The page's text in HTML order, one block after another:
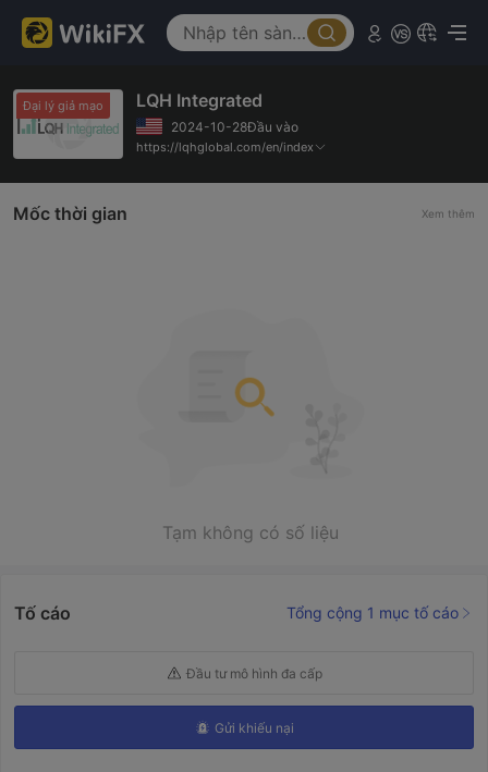
Đại lý giả mạo LQH Integrated
2024-10-28Đầu vào
https://lqhglobal.com/en/index
Mốc thời gian Xem thêm
Tạm không có số liệu
Tố cáo Tổng cộng 1 mục tố cáo
Đầu tư mô hình đa cấp
Gửi khiếu nại